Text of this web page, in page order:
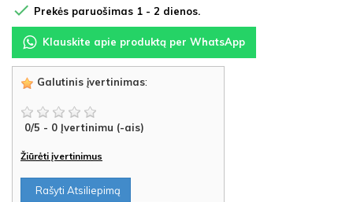
 Prekės paruošimas 1 - 2 dienos.
Klauskite apie produktą per WhatsApp
Galutinis įvertinimas:
0/5 - 0 Įvertinimu (-ais)
Žiūrėti įvertinimus
Rašyti Atsiliepimą